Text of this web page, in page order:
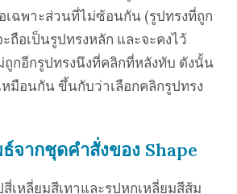
เฉพาะส่วนที่ไม่ซ้อนกัน (รูปทรงที่ถูก
ถือเป็นรูปทรงหลัก และจะคงไว้
ถูกอีกรูปทรงนึงที่คลิกที่หลังทับ ดังนั้น
มือนกัน ขึ้นกับว่าเลือกคลิกรูปทรง
จากชุดคำสั่งของ Shape
เหลี่ยมสีเทาและรูปหกเหลี่ยมสีส้ม